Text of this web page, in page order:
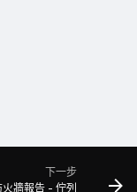
下一步
火牆報告 - 佇列